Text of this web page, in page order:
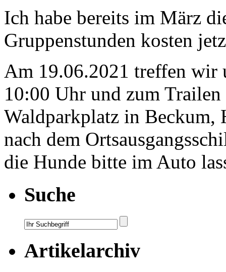
Ich habe bereits im März
Gruppenstunden kosten
Am 19.06.2021 treffen wir
10:00 Uhr und zum
Waldparkplatz in Beckum,
nach dem
die Hunde bitte im Auto
Suche
Artikelarchiv